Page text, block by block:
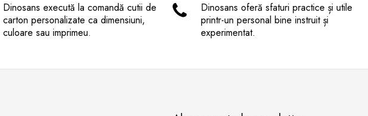
Dinosans execută la comandă cutii de
carton personalizate ca dimensiuni,
culoare sau imprimeu.
Dinosans oferă sfaturi practice și utile
printr-un personal bine instruit și
experimentat.